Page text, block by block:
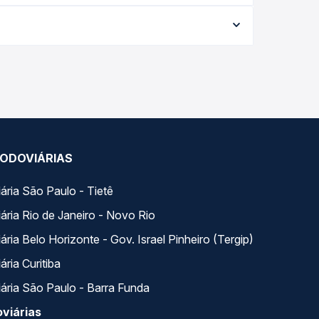
oferta para o seu roteiro.
São Paulo - Tietê
Rio de Janeiro - Novo Rio
Belo Horizonte - Gov. Israel Pinheiro (Tergip)
Curitiba
São Paulo - Barra Funda